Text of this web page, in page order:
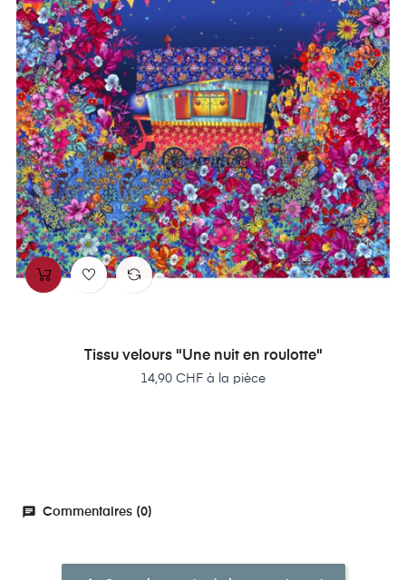
Tissu velours "Une nuit en roulotte"
Prix
14,90 CHF à la pièce
‹ ›
chat Commentaires (0)